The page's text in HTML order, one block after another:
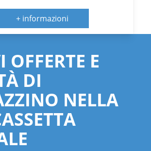
+ informazioni
OFFERTE E
DI
NELLA